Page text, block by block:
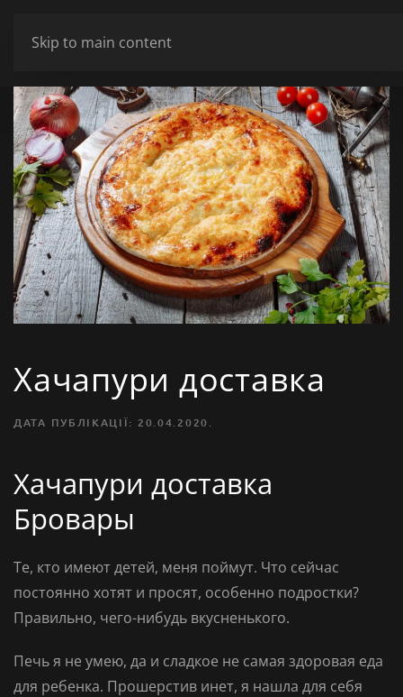
Skip to main content
Хачапури доставка
ДАТА ПУБЛІКАЦІЇ: 20.04.2020 .
Хачапури доставка
Бровары
Те, кто имеют детей, меня поймут. Что сейчас
постоянно хотят и просят, особенно подростки?
Правильно, чего-нибудь вкусненького.
Печь я не умею, да и сладкое не самая здоровая еда
для ребенка. Прошерстив инет, я нашла для себя